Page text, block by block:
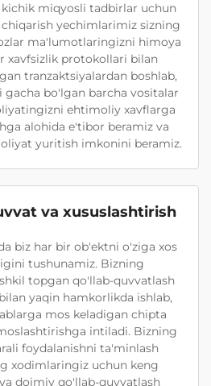
miqyosli tadbirlar uchun
yechimlarimiz sizning
ma'lumotlaringizni himoya
xavfsizlik protokollari bilan
tranzaktsiyalardan boshlab,
gacha bo'lgan barcha vositalar
ehtimoliy xavflarga
alohida e'tibor beramiz va
yuritish imkonini beramiz.
va xususlashtirish
biz har bir ob'ektni o'ziga xos
tushunamiz. Bizning
topgan qo'llab-quvvatlash
yaqin hamkorlikda ishlab,
mos keladigan chipta
intiladi. Bizning
foydalanishni ta'minlash
xodimlaringiz uchun keng
doimiy qo'llab-quvvatlash